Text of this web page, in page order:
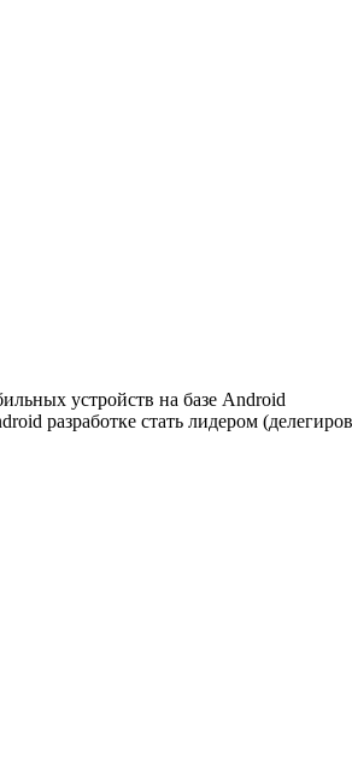
устройств на базе Android
разработке стать лидером